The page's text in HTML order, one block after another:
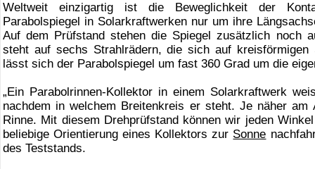
Weltweit einzigartig ist die Beweglichkeit der
Parabolspiegel in Solarkraftwerken nur um ihre
Auf dem Prüfstand stehen die Spiegel zusätzlich noch
steht auf sechs Strahlrädern, die sich auf kreisförmigen
lässt sich der Parabolspiegel um fast 360 Grad um die
„Ein Parabolrinnen-Kollektor in einem Solarkraftwerk
nachdem in welchem Breitenkreis er steht. Je näher
Rinne. Mit diesem Drehprüfstand können wir jeden
beliebige Orientierung eines Kollektors zur Sonne
des Teststands.